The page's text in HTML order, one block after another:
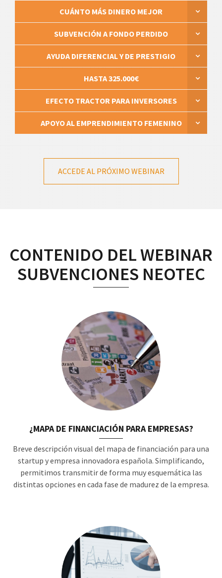
CUÁNTO MÁS DINERO MEJOR
SUBVENCIÓN A FONDO PERDIDO
AYUDA DIFERENCIAL Y DE PRESTIGIO
HASTA 325.000€
EFECTO TRACTOR PARA INVERSORES
APOYO AL EMPRENDIMIENTO FEMENINO
ACCEDE AL PRÓXIMO WEBINAR
CONTENIDO DEL WEBINAR
SUBVENCIONES NEOTEC
¿MAPA DE FINANCIACIÓN PARA EMPRESAS?
Breve descripción visual del mapa de financiación para una
startup y empresa innovadora española. Simplificando,
permitimos transmitir de forma muy esquemática las
distintas opciones en cada fase de madurez de la empresa.